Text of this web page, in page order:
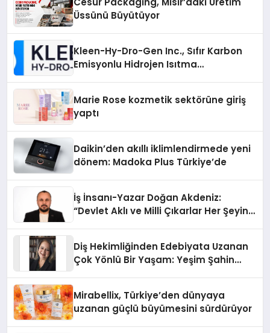
Üssünü Büyütüyor
Kleen-Hy-Dro-Gen Inc., Sıfır Karbon
Emisyonlu Hidrojen Isıtma
Marie Rose kozmetik sektörüne giriş
yaptı
Daikin’den akıllı iklimlendirmede yeni
dönem: Madoka Plus Türkiye’de
İş İnsanı-Yazar Doğan Akdeniz:
“Devlet Aklı ve Milli Çıkarlar Her Şeyin
Diş Hekimliğinden Edebiyata Uzanan
Çok Yönlü Bir Yaşam: Yeşim Şahin
Mirabellix, Türkiye’den dünyaya
uzanan güçlü büyümesini sürdürüyor